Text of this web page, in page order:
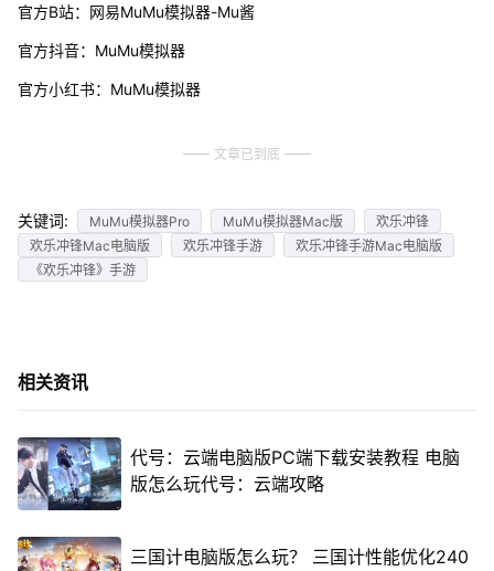
官方B站：网易MuMu模拟器-Mu酱
官方抖音：MuMu模拟器
官方小红书：MuMu模拟器
文章已到底
关键词: MuMu模拟器Pro MuMu模拟器Mac版
欢乐冲锋
欢乐冲锋Mac电脑版
欢乐冲锋手游
欢乐冲锋手游Mac电脑版
《欢乐冲锋》手游
相关资讯
代号：云端电脑版PC端下载安装教程 电脑
版怎么玩代号：云端攻略
三国计电脑版怎么玩？ 三国计性能优化240